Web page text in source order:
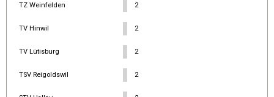
TZ Weinfelden 2
TV Hinwil 2
TV Lütisburg 2
TSV Reigoldswil 2